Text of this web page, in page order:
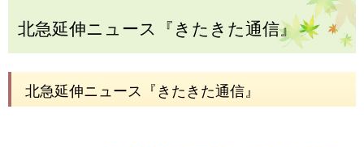
北急延伸ニュース『きたきた通信』
北急延伸ニュース『きたきた通信』